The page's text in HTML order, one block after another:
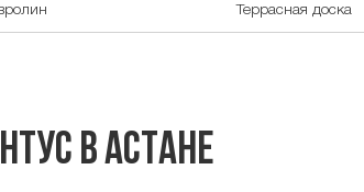
Террасная доска
в Астане